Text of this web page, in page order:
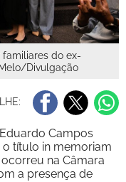
do ex-
Divulgação
Campos
o título in memoriam
na Câmara
a presença de